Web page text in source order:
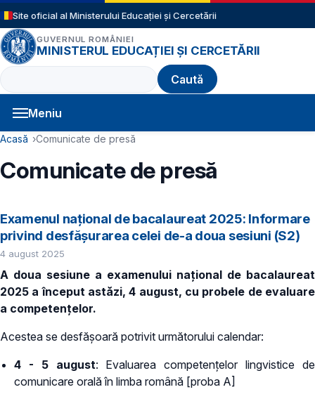
Sari la conținutul principal
Site oficial al Ministerului Educației și Cercetării
GUVERNUL ROMÂNIEI
MINISTERUL EDUCAȚIEI ȘI CERCETĂRII
Caută
Meniu
Navigație principală
Cale de navigare
Acasă Comunicate de presă
Comunicate de presă
Examenul național de bacalaureat 2025: Informare
privind desfășurarea celei de-a doua sesiuni (S2)
4 august 2025
A doua sesiune a examenului național de bacalaureat
2025 a început astăzi, 4 august, cu probele de evaluare
a competențelor.
Acestea se desfășoară potrivit următorului calendar:
4 - 5 august: Evaluarea competențelor lingvistice de
comunicare orală în limba română [proba A]